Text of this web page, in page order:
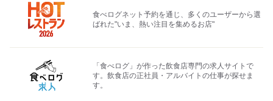
食べログネット予約を通じ、多くのユーザーから選
ばれた"いま、熱い注目を集めるお店"
「食べログ」が作った飲食店専門の求人サイトで
す。飲食店の正社員・アルバイトの仕事が探せま
す。